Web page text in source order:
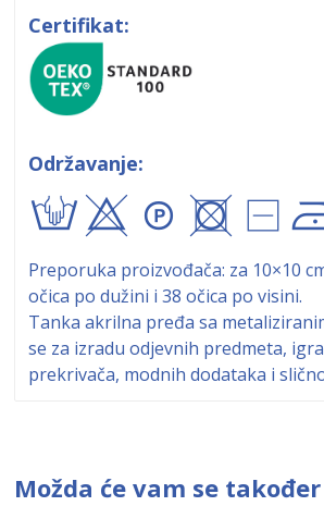
Certifikat:
Održavanje:
Preporuka proizvođača: za 10×10
očica po dužini i 38 očica po visini.
Tanka akrilna pređa sa
se za izradu odjevnih predmeta,
prekrivača, modnih dodataka i
Možda će vam se